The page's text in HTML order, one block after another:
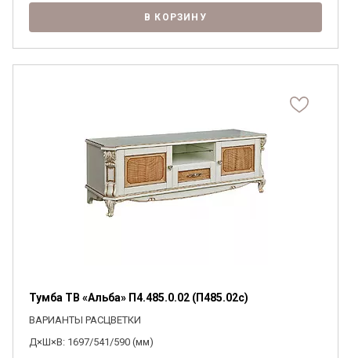
В КОРЗИНУ
Тумба ТВ «Альба» П4.485.0.02 (П485.02с)
ВАРИАНТЫ РАСЦВЕТКИ
Д×Ш×В: 1697/541/590 (мм)